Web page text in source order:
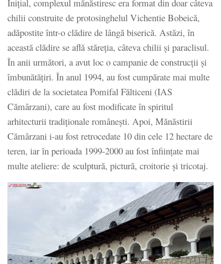
Inițial, complexul mănăstiresc era format din doar câteva
chilii construite de protosinghelul Vichentie Bobeică,
adăpostite într-o clădire de lângă biserică. Astăzi, în
această clădire se află stăreția, câteva chilii și paraclisul.
În anii următori, a avut loc o campanie de construcții și
îmbunătățiri. În anul 1994, au fost cumpărate mai multe
clădiri de la societatea Pomifal Fălticeni (IAS
Cămârzani), care au fost modificate în spiritul
arhitecturii tradiționale românești. Apoi, Mănăstirii
Cămârzani i-au fost retrocedate 10 din cele 12 hectare de
teren, iar în perioada 1999-2000 au fost înființate mai
multe ateliere: de sculptură, pictură, croitorie și tricotaj.